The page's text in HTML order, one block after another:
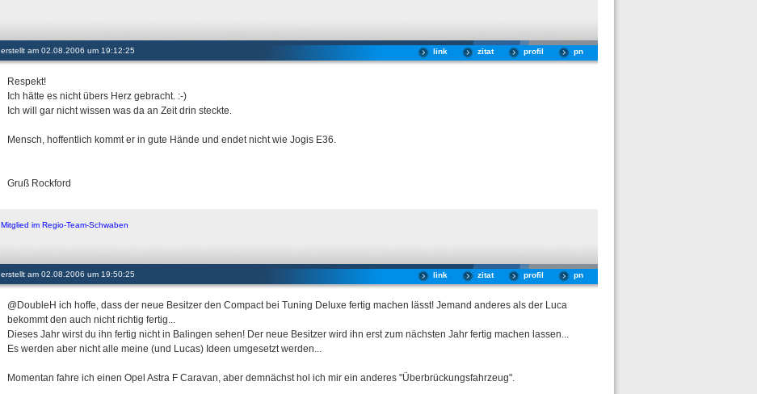
erstellt am 02.08.2006 um 19:12:25 pn
profil
zitat
link
Respekt!
Ich hätte es nicht übers Herz gebracht. :-)
Ich will gar nicht wissen was da an Zeit drin steckte.
Mensch, hoffentlich kommt er in gute Hände und endet nicht wie Jogis E36.
Gruß Rockford
Mitglied im Regio-Team-Schwaben
erstellt am 02.08.2006 um 19:50:25 pn
profil
zitat
link
@DoubleH ich hoffe, dass der neue Besitzer den Compact bei Tuning Deluxe fertig machen lässt! Jemand anderes als der Luca
bekommt den auch nicht richtig fertig...
Dieses Jahr wirst du ihn fertig nicht in Balingen sehen! Der neue Besitzer wird ihn erst zum nächsten Jahr fertig machen lassen...
Es werden aber nicht alle meine (und Lucas) Ideen umgesetzt werden...
Momentan fahre ich einen Opel Astra F Caravan, aber demnächst hol ich mir ein anderes "Überbrückungsfahrzeug".